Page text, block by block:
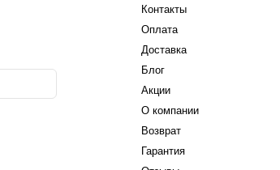
Контакты
Оплата
Доставка
Блог
Акции
О компании
Возврат
Гарантия